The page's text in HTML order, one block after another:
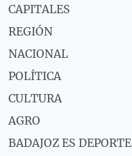
CAPITALES
REGIÓN
NACIONAL
POLÍTICA
CULTURA
AGRO
BADAJOZ ES DEPORTE